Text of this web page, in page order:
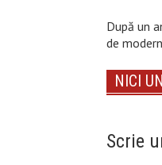
După un
de
NICI
Scrie